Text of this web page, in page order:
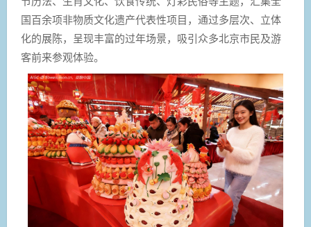
国百余项非物质文化遗产代表性项目，通过多层次、立体
化的展陈，呈现丰富的过年场景，吸引众多北京市民及游
客前来参观体验。